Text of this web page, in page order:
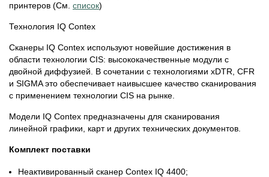
принтеров (См. список)
Технология IQ Contex
Сканеры IQ Contex используют новейшие достижения в
области технологии CIS: высококачественные модули с
двойной диффузией. В сочетании с технологиями xDTR, CFR
и SIGMA это обеспечивает наивысшее качество сканирования
с применением технологии CIS на рынке.
Модели IQ Contex предназначены для сканирования
линейной графики, карт и других технических документов.
Комплект поставки
Неактивированный сканер Contex IQ 4400;